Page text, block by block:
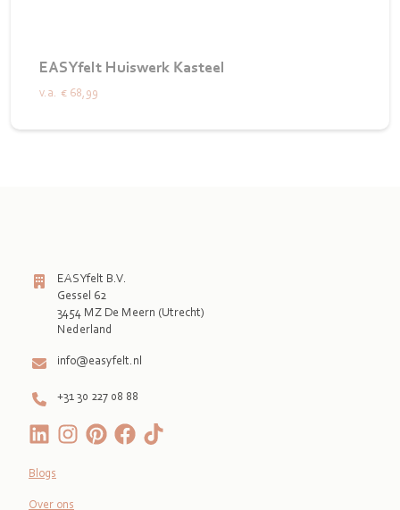
EASYfelt Huiswerk Kasteel
v.a. € 68,99
EASYfelt B.V.
Gessel 62
3454 MZ De Meern (Utrecht)
Nederland
info@easyfelt.nl
+31 30 227 08 88
Blogs
Over ons